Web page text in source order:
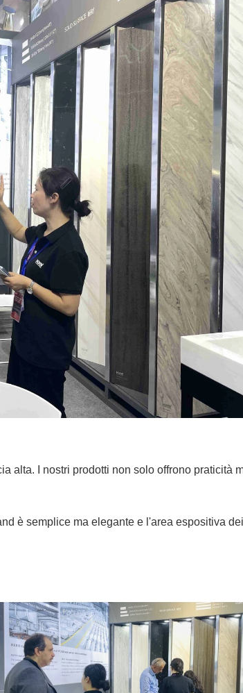
alta. I nostri prodotti non solo offrono praticità
è semplice ma elegante e l'area espositiva dei